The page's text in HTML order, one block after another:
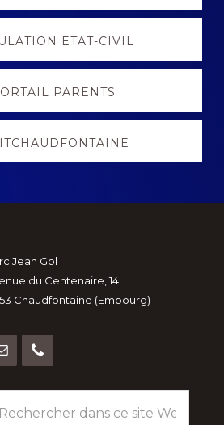
ETAT-CIVIL
PARENTS
Jean Gol
du Centenaire, 14
Chaudfontaine (Embourg)